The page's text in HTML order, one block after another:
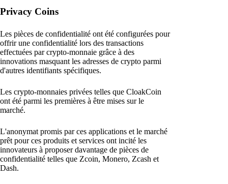
Privacy Coins
Les pièces de confidentialité ont été configurées pour
offrir une confidentialité lors des transactions
effectuées par crypto-monnaie grâce à des
innovations masquant les adresses de crypto parmi
d'autres identifiants spécifiques.
Les crypto-monnaies privées telles que CloakCoin
ont été parmi les premières à être mises sur le
marché.
L'anonymat promis par ces applications et le marché
prêt pour ces produits et services ont incité les
innovateurs à proposer davantage de pièces de
confidentialité telles que Zcoin, Monero, Zcash et
Dash.